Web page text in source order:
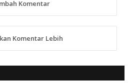
langsung terkait Pilkada Sumba
Komentar
Komentar Lebih